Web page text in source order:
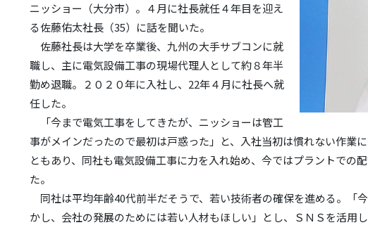
ニッショー（大分市）。４月に社長就任４年目を迎え
る佐藤佑太社長（35）に話を聞いた。
佐藤社長は大学を卒業後、九州の大手サブコンに就
職し、主に電気設備工事の現場代理人として約８年半
勤め退職。２０２０年に入社し、22年４月に社長へ就
任した。
「今まで電気工事をしてきたが、ニッショーは管工
事がメインだったので最初は戸惑った」と、入社当初は慣れない作業
ともあり、同社も電気設備工事に力を入れ始め、今ではプラントでの
た。
同社は平均年齢40代前半だそうで、若い技術者の確保を進める。「
かし、会社の発展のためには若い人材もほしい」とし、ＳＮＳを活用